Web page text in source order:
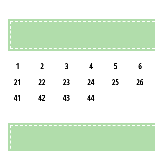
1 2 3 4 5 6
21
22 23 24 25 26
41
42 43 44